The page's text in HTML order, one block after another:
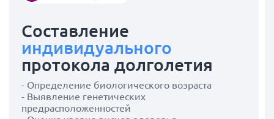
Составление
индивидуального
протокола долголетия
- Определение биологического возраста
- Выявление генетических
предрасположенностей